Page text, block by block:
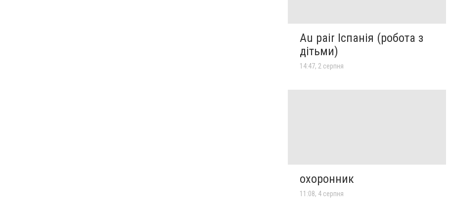
Au pair Іспанія (робота з
дітьми)
14:47, 2 серпня
охоронник
11:08, 4 серпня